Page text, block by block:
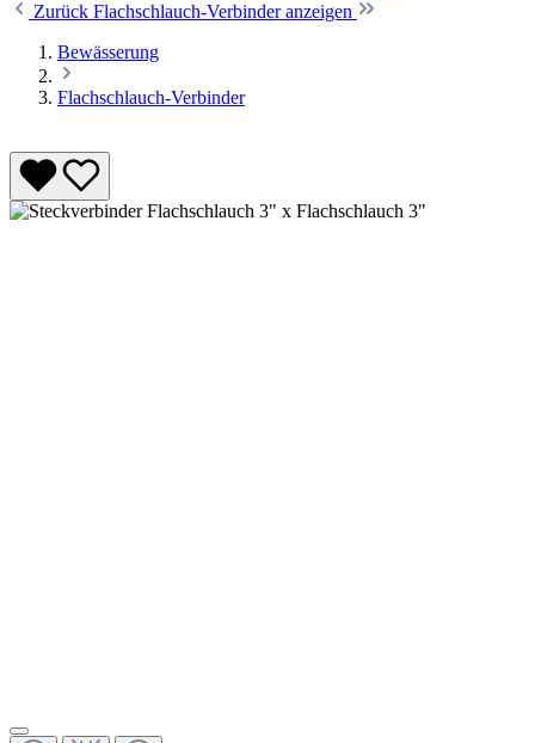
Zurück Flachschlauch-Verbinder anzeigen
Bewässerung
Flachschlauch-Verbinder